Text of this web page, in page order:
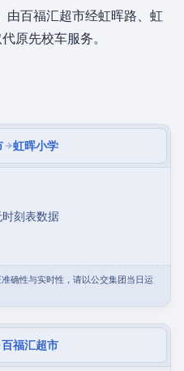
由百福汇超市经虹晖路、虹
原先校车服务。
虹晖小学
刻表数据
确性与实时性，请以公交集团当日运
百福汇超市